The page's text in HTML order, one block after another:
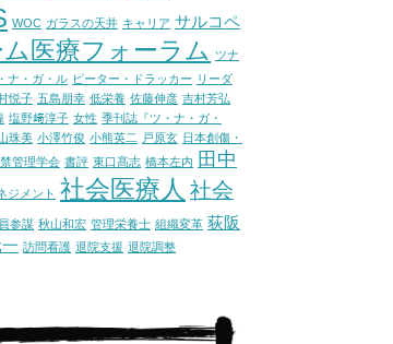
WOC ガラスの天井 キャリア サルコペ
医療フォーラム
ツナ
ナ・ガ・ル ピーター・ドラッカー リーダ
悦子 五島朋幸 低栄養 佐藤伸彦 吉村芳弘
塩野﨑淳子 女性 季刊誌『ツ・ナ・ガ・
珠美 小澤竹俊 小熊英二 戸原玄 日本創傷・
管理学会 書評 東口髙志 橋本左内
田中
ジメント 社会医療人 社会
参謀 秋山和宏 管理栄養士 組織変革 荻阪
訪問看護 退院支援 退院調整